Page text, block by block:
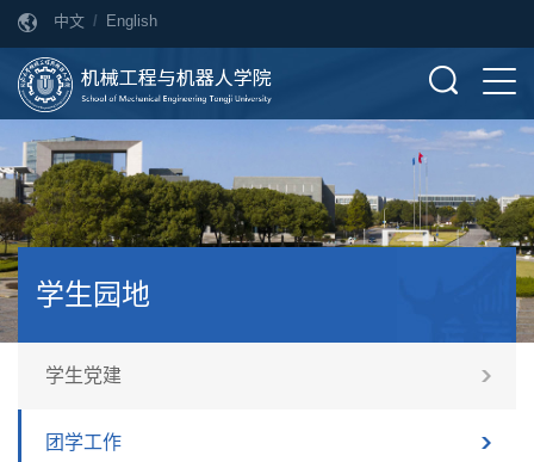
中文 / English
学生园地
学生党建
团学工作